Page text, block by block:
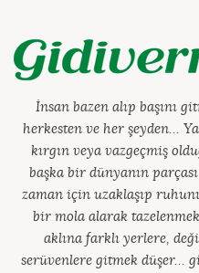
İnsan bazen alıp başını
herkesten ve her şeyden…
kırgın veya vazgeçmiş
başka bir dünyanın
zaman için uzaklaşıp
bir mola alarak
aklına farklı yerlere,
serüvenlere gitmek düşer…